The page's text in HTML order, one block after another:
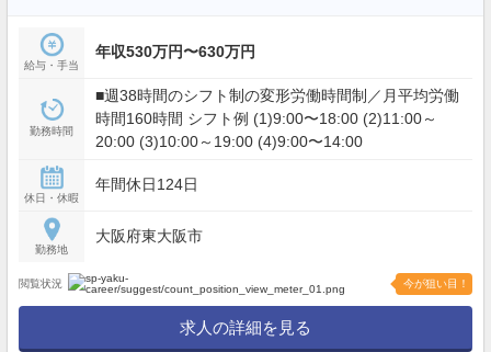
給与・手当
年収530万円〜630万円
勤務時間
■週38時間のシフト制の変形労働時間制／月平均労働
時間160時間 シフト例 (1)9:00〜18:00 (2)11:00～
20:00 (3)10:00～19:00 (4)9:00〜14:00
休日・休暇
年間休日124日
勤務地
大阪府東大阪市
閲覧状況 今が狙い目！
求人の詳細を見る